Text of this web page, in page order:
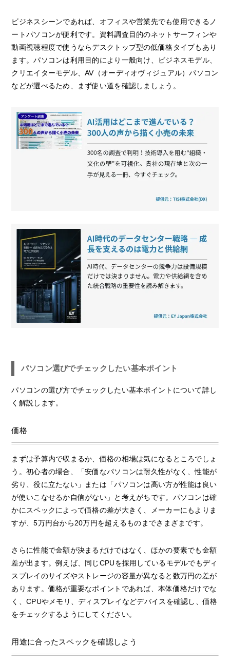
ビジネスシーンであれば、オフィスや営業先でも使用できるノ
ートパソコンが便利です。資料調査目的のネットサーフィンや
動画視聴程度で使うならデスクトップ型の低価格タイプもあり
ます。パソコンは利用目的により一般向け、ビジネスモデル、
クリエイターモデル、AV（オーディオヴィジュアル）パソコン
などが選べるため、まず使い道を確認しましょう。
パソコン選びでチェックしたい基本ポイント
パソコンの選び方でチェックしたい基本ポイントについて詳し
く解説します。
価格
まずは予算内で収まるか、価格の相場は気になるところでしょ
う。初心者の場合、「安価なパソコンは耐久性がなく、性能が
劣り、役に立たない」または「パソコンは高い方が性能は良い
が使いこなせるか自信がない」と考えがちです。パソコンは確
かにスペックによって価格の差が大きく、メーカーにもよりま
すが、5万円台から20万円を超えるものまでさまざまです。
さらに性能で金額が決まるだけではなく、ほかの要素でも金額
差が出ます。例えば、同じCPUを採用しているモデルでもディ
スプレイのサイズやストレージの容量が異なると数万円の差が
あります。価格が重要なポイントであれば、本体価格だけでな
く、CPUやメモリ、ディスプレイなどデバイスを確認し、価格
をチェックするようにしてください。
用途に合ったスペックを確認しよう